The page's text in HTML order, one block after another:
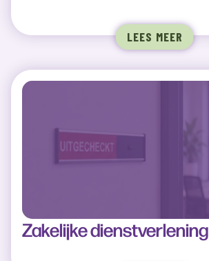
LEES MEER
Zakelijke dienstverlening